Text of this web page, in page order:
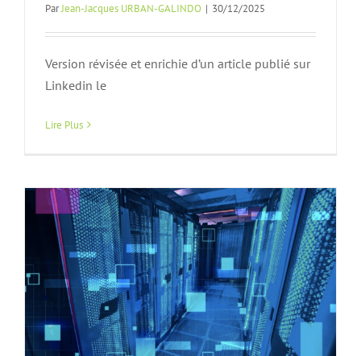
ParJean-Jacques URBAN-GALINDO | 30/12/2025
Version révisée et enrichie d’un article publié sur
Linkedin le
Lire Plus
HDH hébergé sur Azure de Microsoft